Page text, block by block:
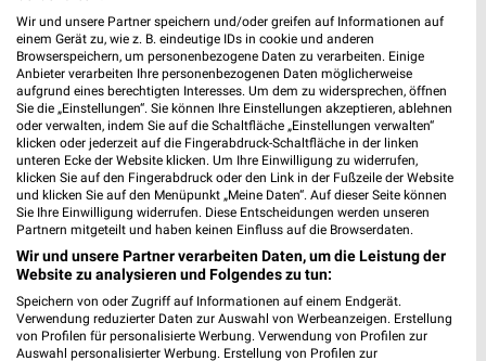
MEHR PROSPEKTE
weekli - Prospekte & Angebote App
Alle EDEKA Angebote immer griffbereit – mit der kostenlosen
Wir und unsere Partner speichern und/oder greifen auf Informationen auf
einem Gerät zu, wie z. B. eindeutige IDs in cookie und anderen
Browserspeichern, um personenbezogene Daten zu verarbeiten. Einige
Anbieter verarbeiten Ihre personenbezogenen Daten möglicherweise
aufgrund eines berechtigten Interesses. Um dem zu widersprechen, öffnen
Sie die „Einstellungen“. Sie können Ihre Einstellungen akzeptieren, ablehnen
oder verwalten, indem Sie auf die Schaltfläche „Einstellungen verwalten“
klicken oder jederzeit auf die Fingerabdruck-Schaltfläche in der linken
unteren Ecke der Website klicken. Um Ihre Einwilligung zu widerrufen,
klicken Sie auf den Fingerabdruck oder den Link in der Fußzeile der Website
und klicken Sie auf den Menüpunkt „Meine Daten“. Auf dieser Seite können
Sie Ihre Einwilligung widerrufen. Diese Entscheidungen werden unseren
Partnern mitgeteilt und haben keinen Einfluss auf die Browserdaten.
Wir und unsere Partner verarbeiten Daten, um die Leistung der
Website zu analysieren und Folgendes zu tun:
Speichern von oder Zugriff auf Informationen auf einem Endgerät.
Verwendung reduzierter Daten zur Auswahl von Werbeanzeigen. Erstellung
von Profilen für personalisierte Werbung. Verwendung von Profilen zur
Auswahl personalisierter Werbung. Erstellung von Profilen zur